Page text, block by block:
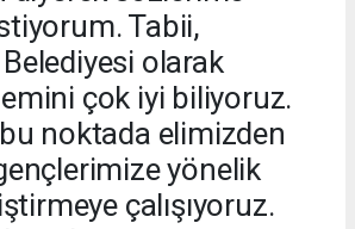
Tabii,
olarak
çok iyi biliyoruz.
bu noktada elimizden
yönelik
çalışıyoruz.